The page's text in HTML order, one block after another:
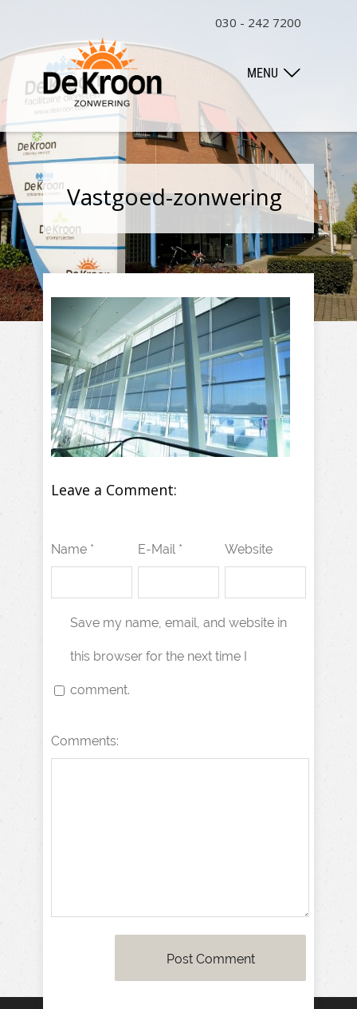
MENU
030 - 242 7200
Vastgoed-zonwering
Leave a Comment:
Name * E-Mail * Website
Save my name, email, and website in
this browser for the next time I
comment.
Comments: